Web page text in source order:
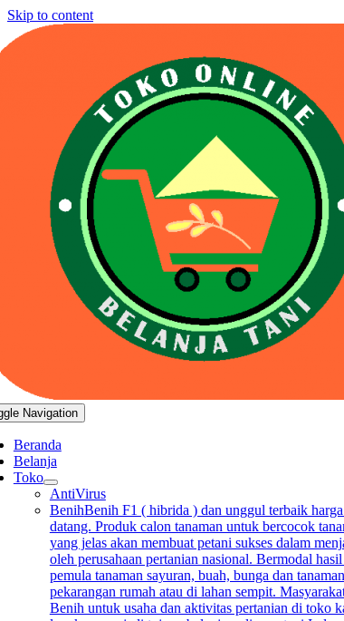
Skip to content
Navigation
Beranda
Belanja
Toko
AntiVirus
BenihBenih F1 ( hibrida ) dan unggul terbaik
datang. Produk calon tanaman untuk bercocok
yang jelas akan membuat petani sukses dalam
oleh perusahaan pertanian nasional. Bermodal
pemula tanaman sayuran, buah, bunga dan
pekarangan rumah atau di lahan sempit.
Benih untuk usaha dan aktivitas pertanian di toko